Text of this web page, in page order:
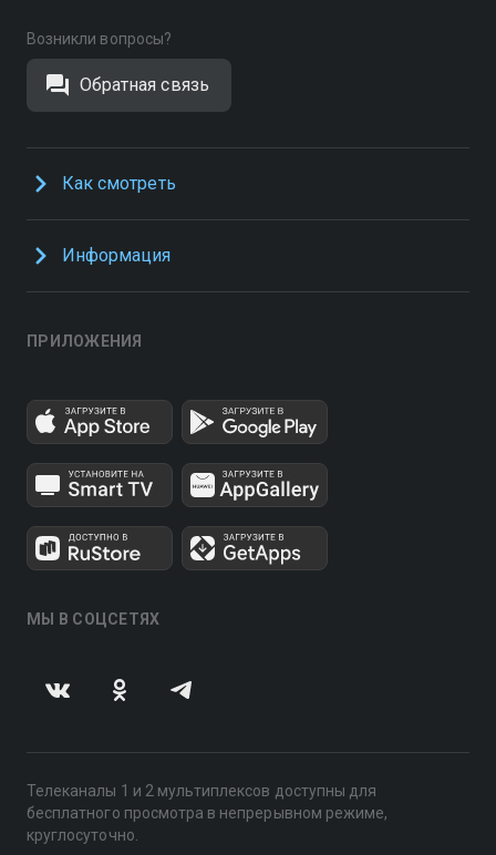
Возникли вопросы?
Обратная связь
Как смотреть
Информация
ПРИЛОЖЕНИЯ
МЫ В СОЦСЕТЯХ
Телеканалы 1 и 2 мультиплексов доступны для
бесплатного просмотра в непрерывном режиме,
круглосуточно.